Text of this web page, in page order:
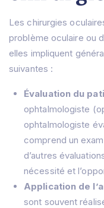
Les chirurgies
problème oculaire ou
elles impliquent
suivantes :
Évaluation du
ophtalmologiste
ophtalmologiste
comprend un
d’autres
nécessité et
Application de
sont souvent